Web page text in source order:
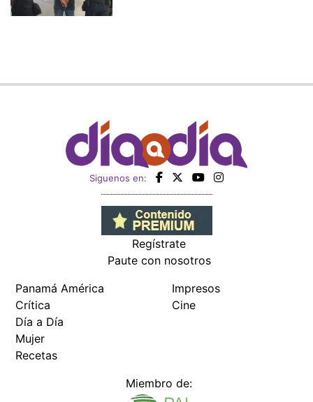
Siguenos en:
Regístrate
Paute con nosotros
Panamá América
Crítica
Día a Día
Mujer
Recetas
Impresos
Cine
Miembro de: